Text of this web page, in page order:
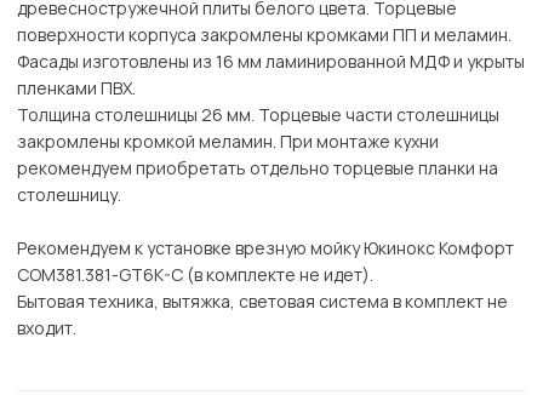
древесностружечной плиты белого цвета. Торцевые
поверхности корпуса закромлены кромками ПП и меламин.
Фасады изготовлены из 16 мм ламинированной МДФ и укрыты
пленками ПВХ.
Толщина столешницы 26 мм. Торцевые части столешницы
закромлены кромкой меламин. При монтаже кухни
рекомендуем приобретать отдельно торцевые планки на
столешницу.
Рекомендуем к установке врезную мойку Юкинокс Комфорт
COM381.381-GT6K-C (в комплекте не идет).
Бытовая техника, вытяжка, световая система в комплект не
входит.